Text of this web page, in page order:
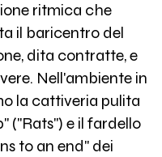
ritmica che
il baricentro del
dita contratte, e
Nell'ambiente in
la cattiveria pulita
("Rats") e il fardello
to an end" dei